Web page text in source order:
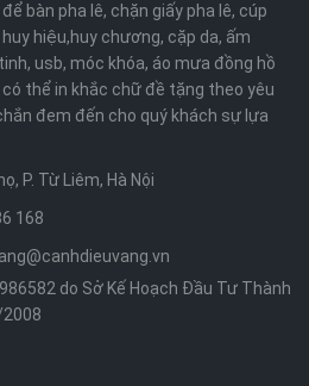
bàn pha lê, chặn giấy pha lê, cúp
hiệu,huy chương, cặp da, ấm
usb, móc khóa, áo mưa đồng hồ
thể in khắc chữ đề tặng theo yêu
đem đến cho quý khách sự lựa
P. Từ Liêm, Hà Nội
168
do Sở Kế Hoạch Đầu Tư Thành
2008